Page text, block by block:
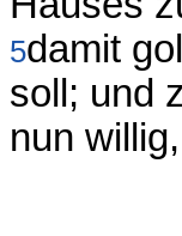
5damit
soll; und
nun